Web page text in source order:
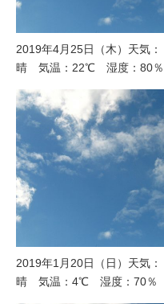
2019年4月25日（木）天気：
晴 気温：22℃ 湿度：80％
2019年1月20日（日）天気：
晴 気温：4℃ 湿度：70％